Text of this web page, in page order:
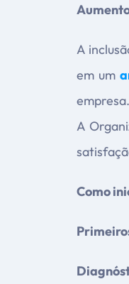
A
em um
empresa.
A
Como